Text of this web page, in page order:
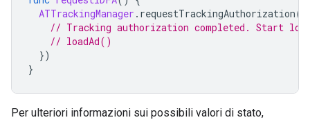
ATTrackingManager . requestTrackingAuthorization(
// Tracking authorization completed. Start
// loadAd()
})
}
Per ulteriori informazioni sui possibili valori di stato,